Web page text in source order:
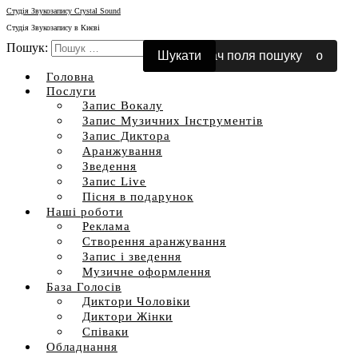
Студія Звукозапису Crystal Sound
Студія Звукозапису в Києві
Перемкнути мобільне меню
Перемикач поля пошуку
Пошук:
Головна
Послуги
Запис Вокалу
Запис Музичних Інструментів
Запис Диктора
Аранжування
Зведення
Запис Live
Пісня в подарунок
Наші роботи
Реклама
Створення аранжування
Запис і зведення
Музичне оформлення
База Голосів
Диктори Чоловіки
Диктори Жінки
Співаки
Обладнання